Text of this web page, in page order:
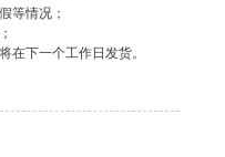
等情况；
在下一个工作日发货。